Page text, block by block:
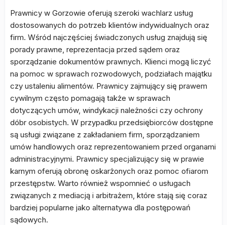
Prawnicy w Gorzowie oferują szeroki wachlarz usług
dostosowanych do potrzeb klientów indywidualnych oraz
firm. Wśród najczęściej świadczonych usług znajdują się
porady prawne, reprezentacja przed sądem oraz
sporządzanie dokumentów prawnych. Klienci mogą liczyć
na pomoc w sprawach rozwodowych, podziałach majątku
czy ustaleniu alimentów. Prawnicy zajmujący się prawem
cywilnym często pomagają także w sprawach
dotyczących umów, windykacji należności czy ochrony
dóbr osobistych. W przypadku przedsiębiorców dostępne
są usługi związane z zakładaniem firm, sporządzaniem
umów handlowych oraz reprezentowaniem przed organami
administracyjnymi. Prawnicy specjalizujący się w prawie
karnym oferują obronę oskarżonych oraz pomoc ofiarom
przestępstw. Warto również wspomnieć o usługach
związanych z mediacją i arbitrażem, które stają się coraz
bardziej popularne jako alternatywa dla postępowań
sądowych.